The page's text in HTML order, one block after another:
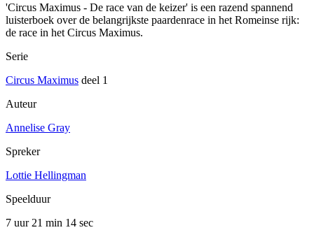
'Circus Maximus - De race van de keizer' is een razend spannend
luisterboek over de belangrijkste paardenrace in het Romeinse rijk:
de race in het Circus Maximus.
Serie
Circus Maximus deel 1
Auteur
Annelise Gray
Spreker
Lottie Hellingman
Speelduur
7 uur 21 min 14 sec